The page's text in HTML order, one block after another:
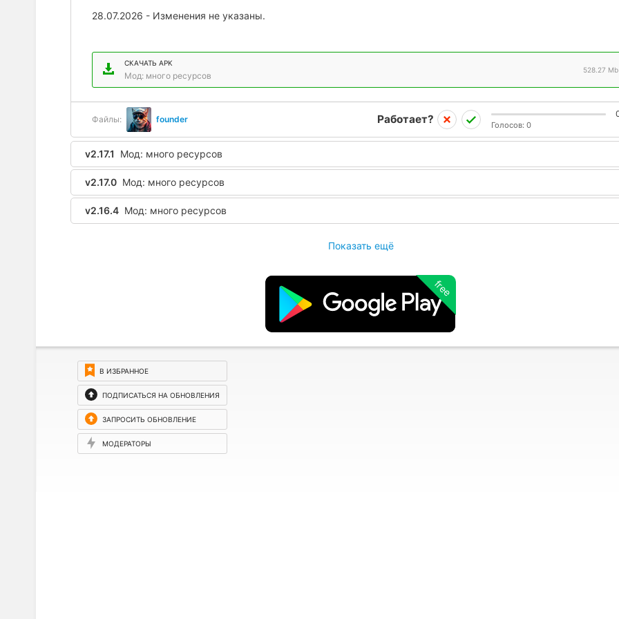
28.07.2026 - Изменения не указаны.
СКАЧАТЬ APK
Мод: много ресурсов
528.27 Mb
Файлы: founder Работает? Голосов: 0
v2.17.1 Мод: много ресурсов
v2.17.0 Мод: много ресурсов
v2.16.4 Мод: много ресурсов
Показать ещё
free
В ИЗБРАННОЕ
ПОДПИСАТЬСЯ НА ОБНОВЛЕНИЯ
ЗАПРОСИТЬ ОБНОВЛЕНИЕ
МОДЕРАТОРЫ